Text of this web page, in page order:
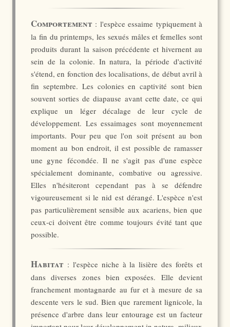
Comportement : l'espèce essaime typiquement à
la fin du printemps, les sexués mâles et femelles sont
produits durant la saison précédente et hivernent au
sein de la colonie. In natura, la période d'activité
s'étend, en fonction des localisations, de début avril à
fin septembre. Les colonies en captivité sont bien
souvent sorties de diapause avant cette date, ce qui
explique un léger décalage de leur cycle de
développement. Les essaimages sont moyennement
importants. Pour peu que l'on soit présent au bon
moment au bon endroit, il est possible de ramasser
une gyne fécondée. Il ne s'agit pas d'une espèce
spécialement dominante, combative ou agressive.
Elles n'hésiteront cependant pas à se défendre
vigoureusement si le nid est dérangé. L'espèce n'est
pas particulièrement sensible aux acariens, bien que
ceux-ci doivent être comme toujours évité tant que
possible.
Habitat : l'espèce niche à la lisière des forêts et
dans diverses zones bien exposées. Elle devient
franchement montagnarde au fur et à mesure de sa
descente vers le sud. Bien que rarement lignicole, la
présence d'arbre dans leur entourage est un facteur